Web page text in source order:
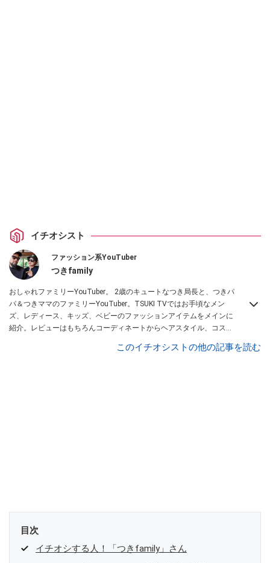
イチオシスト
ファッション系YouTuber
つきfamily
おしゃれファミリーYouTuber。 2歳のキュートなつき局長と、つきパ
パ＆つきママのファミリーYouTuber。TSUKI TVではお手頃なメン
ズ、レディース、キッズ、ベビーのファッションアイテムをメインに
紹介。レビューはもちろんコーディネートからヘアスタイル、コスメ
このイチオシストの他の記事を読む
目次
イチオシする人！「つきfamily」さん